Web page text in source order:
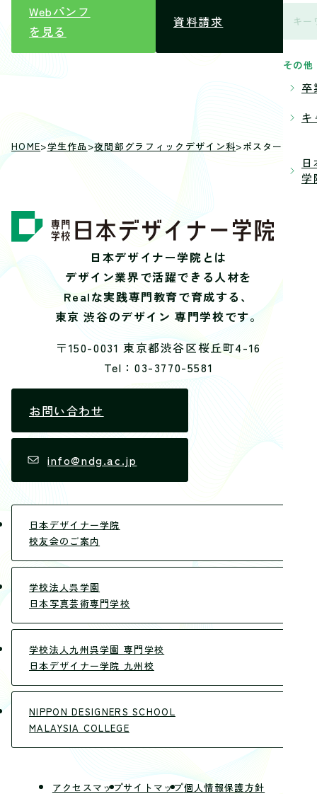
その他
卒
キ
学
Webパンフ
を見る
資料請求
HOME>学生作品 >夜間部グラフィックデザイン科>ポスターデザイ
日本デザイナー学院とは
デザイン業界で活躍できる人材を
Realな実践専門教育で育成する、
東京 渋谷のデザイン 専門学校です。
〒150-0031 東京都渋谷区桜丘町4-16
Tel：03-3770-5581
お問い合わせ
info@ndg.ac.jp
日本デザイナー学院
校友会のご案内
学校法人呉学園
日本写真芸術専門学校
学校法人九州呉学園 専門学校
日本デザイナー学院 九州校
NIPPON DESIGNERS SCHOOL
MALAYSIA COLLEGE
アクセスマップサイトマップ個人情報保護方針